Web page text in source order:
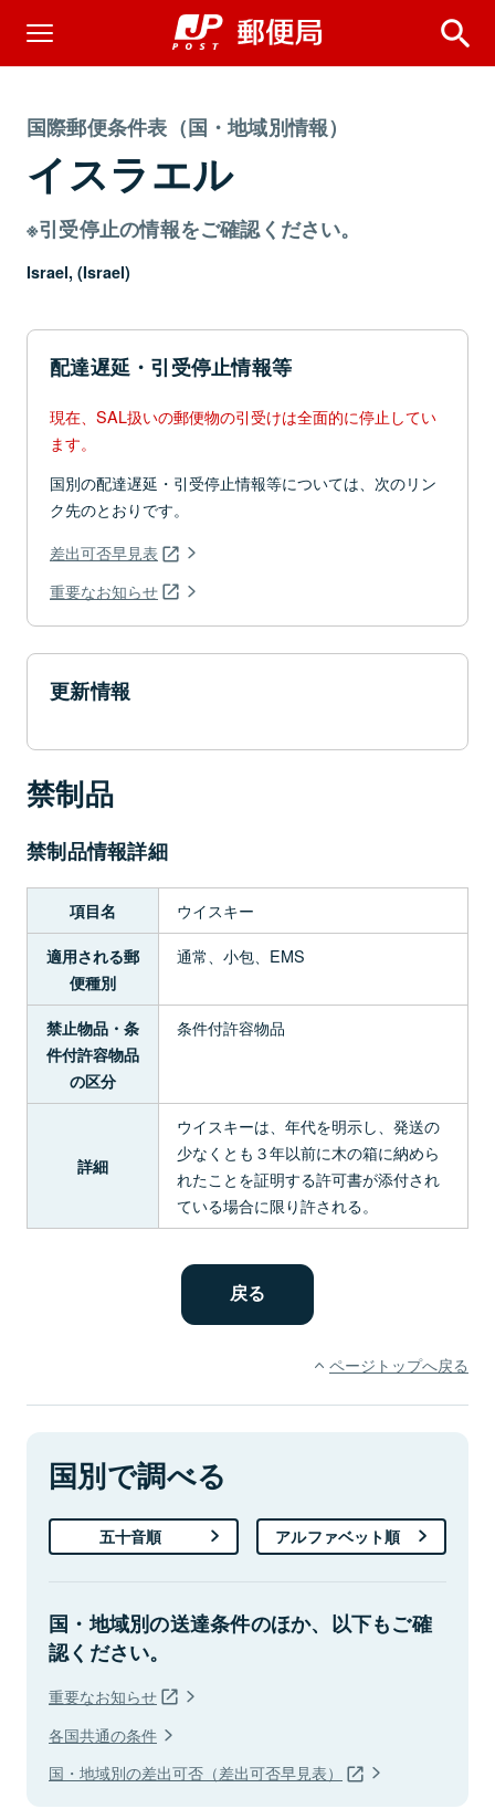
国際郵便条件表（国・地域別情報）
イスラエル
※引受停止の情報をご確認ください。
Israel, (Israel)
配達遅延・引受停止情報等
現在、SAL扱いの郵便物の引受けは全面的に停止してい
ます。
国別の配達遅延・引受停止情報等については、次のリン
ク先のとおりです。
差出可否早見表
重要なお知らせ
更新情報
禁制品
禁制品情報詳細
項目名 ウイスキー
適用される郵
便種別
通常、小包、EMS
禁止物品・条
件付許容物品
の区分
条件付許容物品
詳細
ウイスキーは、年代を明示し、発送の
少なくとも３年以前に木の箱に納めら
れたことを証明する許可書が添付され
ている場合に限り許される。
ページトップへ戻る
国別で調べる
五十音順 アルファベット順
国・地域別の送達条件のほか、以下もご確
認ください。
重要なお知らせ
各国共通の条件
国・地域別の差出可否（差出可否早見表）